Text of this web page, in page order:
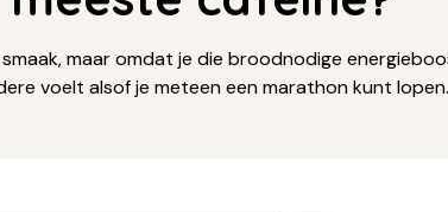
maar omdat je die broodnodige
voelt alsof je meteen een marathon kunt